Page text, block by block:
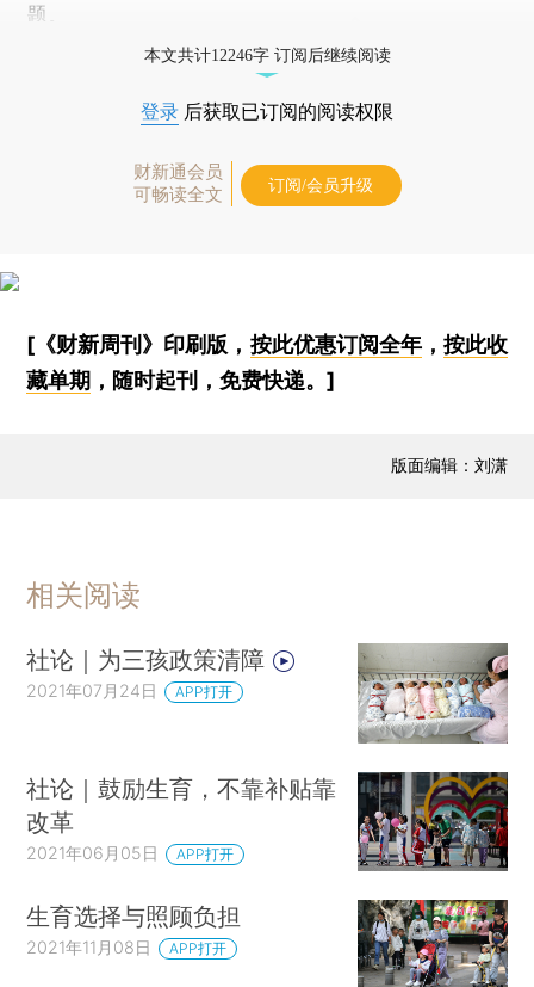
题。
本文共计12246字 订阅后继续阅读
登录 后获取已订阅的阅读权限
财新通会员
可畅读全文
订阅/会员升级
[《财新周刊》印刷版， 按此优惠订阅全年， 按此收
藏单期 ，随时起刊，免费快递。]
版面编辑：刘潇
相关阅读
社论｜为三孩政策清障
2021年07月24日 APP打开
社论｜鼓励生育，不靠补贴靠
改革
2021年06月05日 APP打开
生育选择与照顾负担
2021年11月08日 APP打开